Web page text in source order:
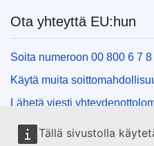
Tällä sivustolla
Ota yhteyttä EU:hun
Soita numeroon 00 800 6 7 8
Käytä muita
Lähetä viesti
Käy EU:n tiedotuspisteessä